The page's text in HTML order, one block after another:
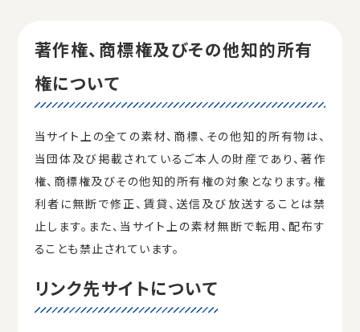
著作権、商標権及びその他知的所有
権について
当サイト上の全ての素材、商標、その他知的所有物は、
当団体及び掲載されているご本人の財産であり、著作
権、商標権及びその他知的所有権の対象となります。権
利者に無断で修正、賃貸、送信及び放送することは禁
止します。また、当サイト上の素材無断で転用、配布す
ることも禁止されています。
リンク先サイトについて